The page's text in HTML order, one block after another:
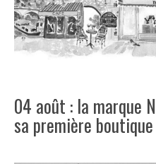
04 août : la marque
sa première